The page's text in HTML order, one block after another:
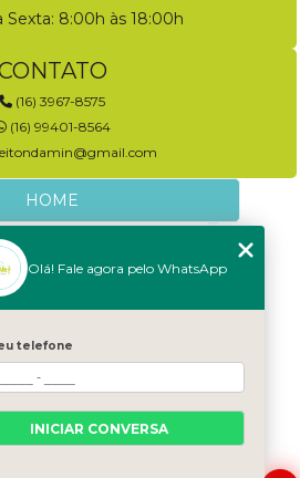
Sexta: 8:00h às 18:00h
(16) 3967-8575
(16) 99401-8564
HOME
EMPRESA
VETERINÁRIA
CONTATO
Olá! Fale agora pelo WhatsApp
telefone
INICIAR CONVERSA